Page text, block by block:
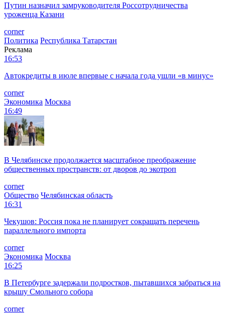
Путин назначил замруководителя Россотрудничества
уроженца Казани
corner
Политика Республика Татарстан
Реклама
16:53
Автокредиты в июле впервые с начала года ушли «в минус»
corner
Экономика Москва
16:49
В Челябинске продолжается масштабное преображение
общественных пространств: от дворов до экотроп
corner
Общество Челябинская область
16:31
Чекушов: Россия пока не планирует сокращать перечень
параллельного импорта
corner
Экономика Москва
16:25
В Петербурге задержали подростков, пытавшихся забраться на
крышу Смольного собора
corner